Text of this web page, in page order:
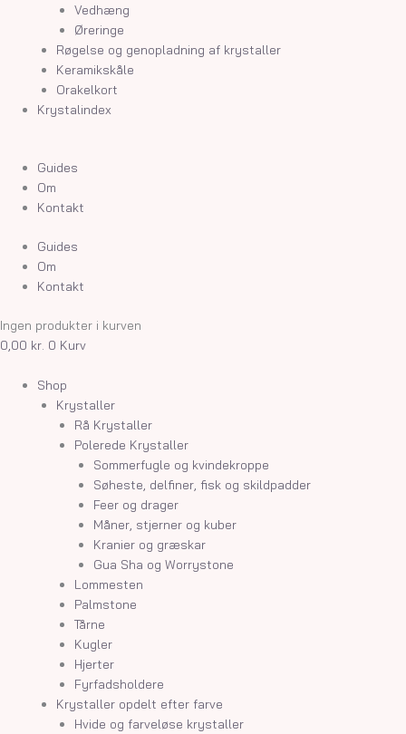
Vedhæng
Øreringe
Røgelse og genopladning af krystaller
Keramikskåle
Orakelkort
Krystalindex
Guides
Om
Kontakt
Guides
Om
Kontakt
Ingen produkter i kurven
0,00 kr. 0 Kurv
Shop
Krystaller
Rå Krystaller
Polerede Krystaller
Sommerfugle og kvindekroppe
Søheste, delfiner, fisk og skildpadder
Feer og drager
Måner, stjerner og kuber
Kranier og græskar
Gua Sha og Worrystone
Lommesten
Palmstone
Tårne
Kugler
Hjerter
Fyrfadsholdere
Krystaller opdelt efter farve
Hvide og farveløse krystaller